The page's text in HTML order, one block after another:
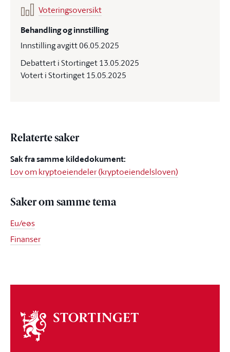
Voteringsoversikt
Behandling og innstilling
Innstilling avgitt 06.05.2025
Debattert i Stortinget 13.05.2025
Votert i Stortinget 15.05.2025
Relaterte saker
Sak fra samme kildedokument:
Lov om kryptoeiendeler (kryptoeiendelsloven)
Saker om samme tema
Eu/eøs
Finanser
Om
stortinget